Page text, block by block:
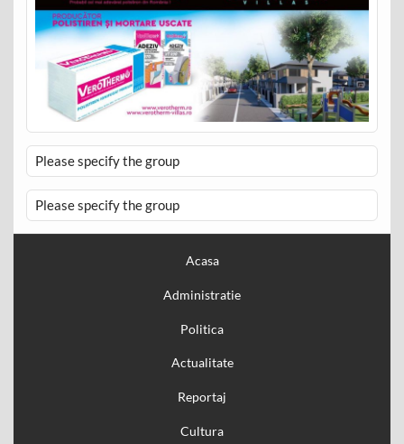
Please specify the group
Please specify the group
Acasa
Administratie
Politica
Actualitate
Reportaj
Cultura